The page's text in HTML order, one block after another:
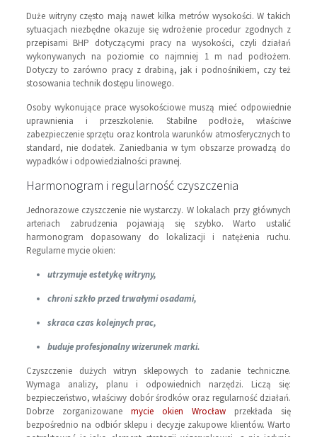
Duże witryny często mają nawet kilka metrów wysokości. W takich
sytuacjach niezbędne okazuje się wdrożenie procedur zgodnych z
przepisami BHP dotyczącymi pracy na wysokości, czyli działań
wykonywanych na poziomie co najmniej 1 m nad podłożem.
Dotyczy to zarówno pracy z drabiną, jak i podnośnikiem, czy też
stosowania technik dostępu linowego.
Osoby wykonujące prace wysokościowe muszą mieć odpowiednie
uprawnienia i przeszkolenie. Stabilne podłoże, właściwe
zabezpieczenie sprzętu oraz kontrola warunków atmosferycznych to
standard, nie dodatek. Zaniedbania w tym obszarze prowadzą do
wypadków i odpowiedzialności prawnej.
Harmonogram i regularność czyszczenia
Jednorazowe czyszczenie nie wystarczy. W lokalach przy głównych
arteriach zabrudzenia pojawiają się szybko. Warto ustalić
harmonogram dopasowany do lokalizacji i natężenia ruchu.
Regularne mycie okien:
utrzymuje estetykę witryny,
chroni szkło przed trwałymi osadami,
skraca czas kolejnych prac,
buduje profesjonalny wizerunek marki.
Czyszczenie dużych witryn sklepowych to zadanie techniczne.
Wymaga analizy, planu i odpowiednich narzędzi. Liczą się:
bezpieczeństwo, właściwy dobór środków oraz regularność działań.
Dobrze zorganizowane mycie okien Wrocław przekłada się
bezpośrednio na odbiór sklepu i decyzje zakupowe klientów. Warto